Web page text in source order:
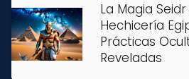
La Magia
Hechicería
Prácticas
Reveladas